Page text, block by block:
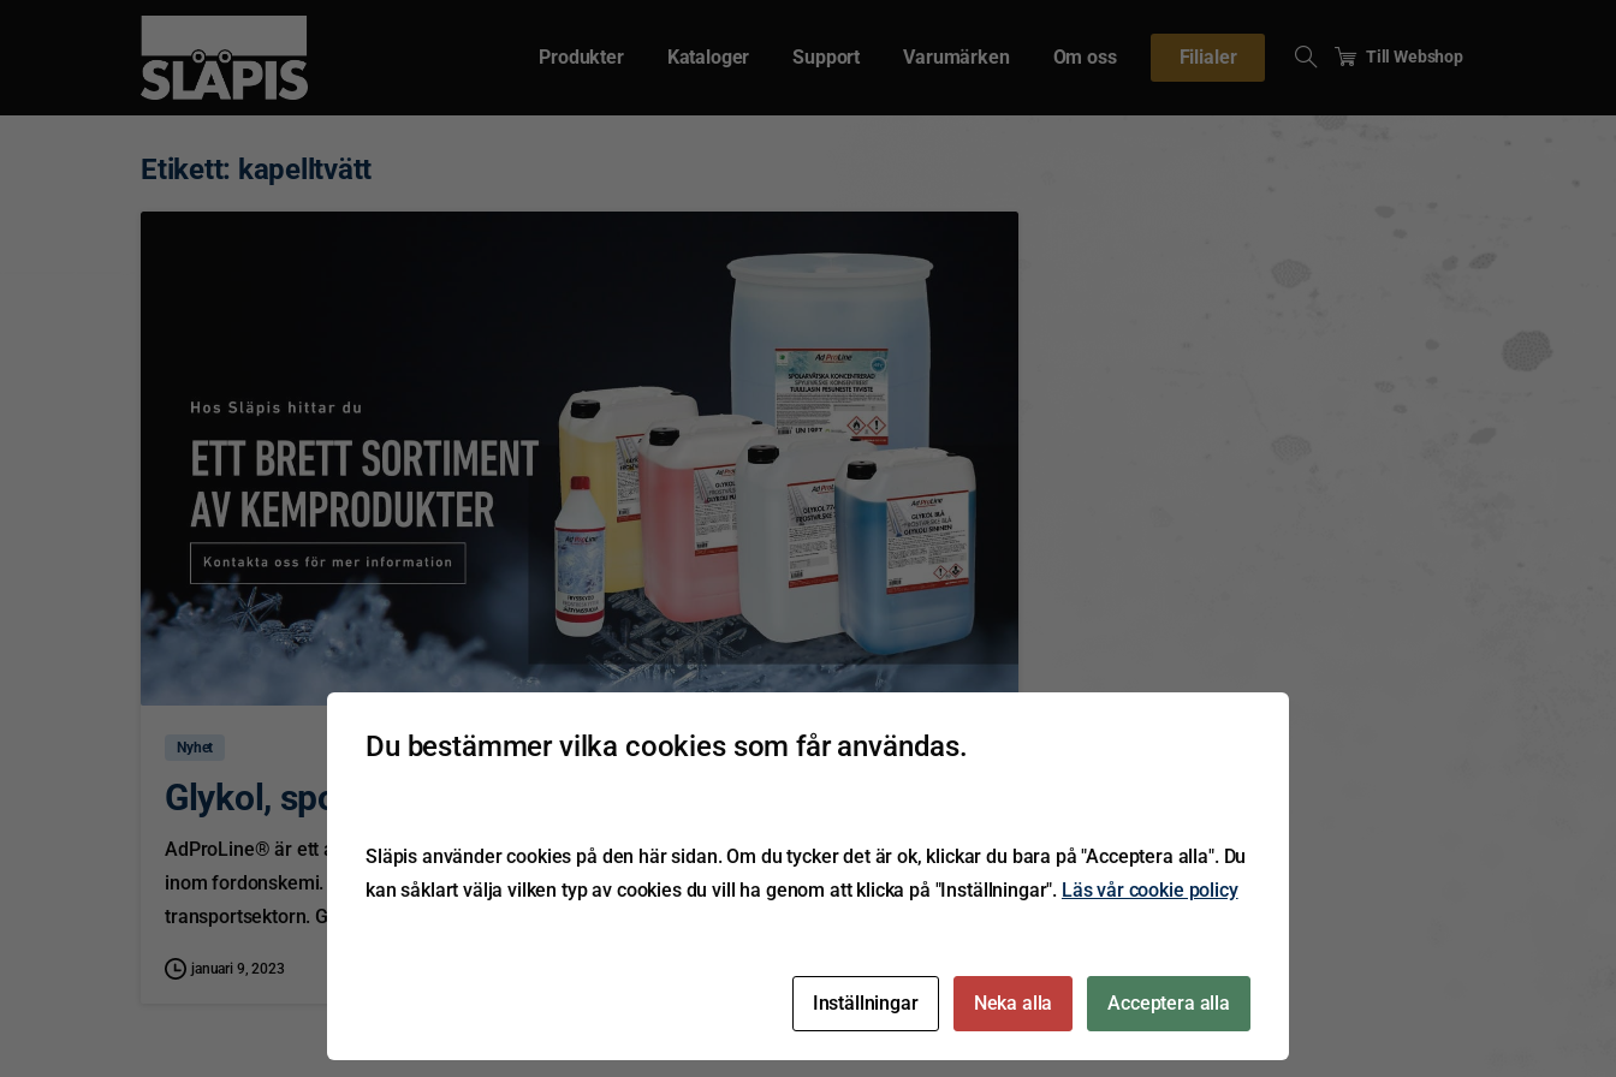
Produkter Kataloger Support Varumärken Om oss Filialer Till Webshop
Etikett: kapelltvätt
Nyhet
Glykol, spolarvätska och andra kemprodukter
AdProLine® är ett av varumärkena som du hittar i vårt sortiment med högkvalitativa produkter
inom fordonskemi. I sortimentet finns bl a glykol, spolarvätska och rengöringsprodukter för
transportsektorn. Glykol AdProLine® glykol är utvecklad för att klara de höga krav som ställs...
januari 9, 2023
Du bestämmer vilka cookies som får användas.
Släpis använder cookies på den här sidan. Om du tycker det är ok, klickar du bara på "Acceptera alla". Du
kan såklart välja vilken typ av cookies du vill ha genom att klicka på "Inställningar". Läs vår cookie policy
Inställningar Neka alla Acceptera alla